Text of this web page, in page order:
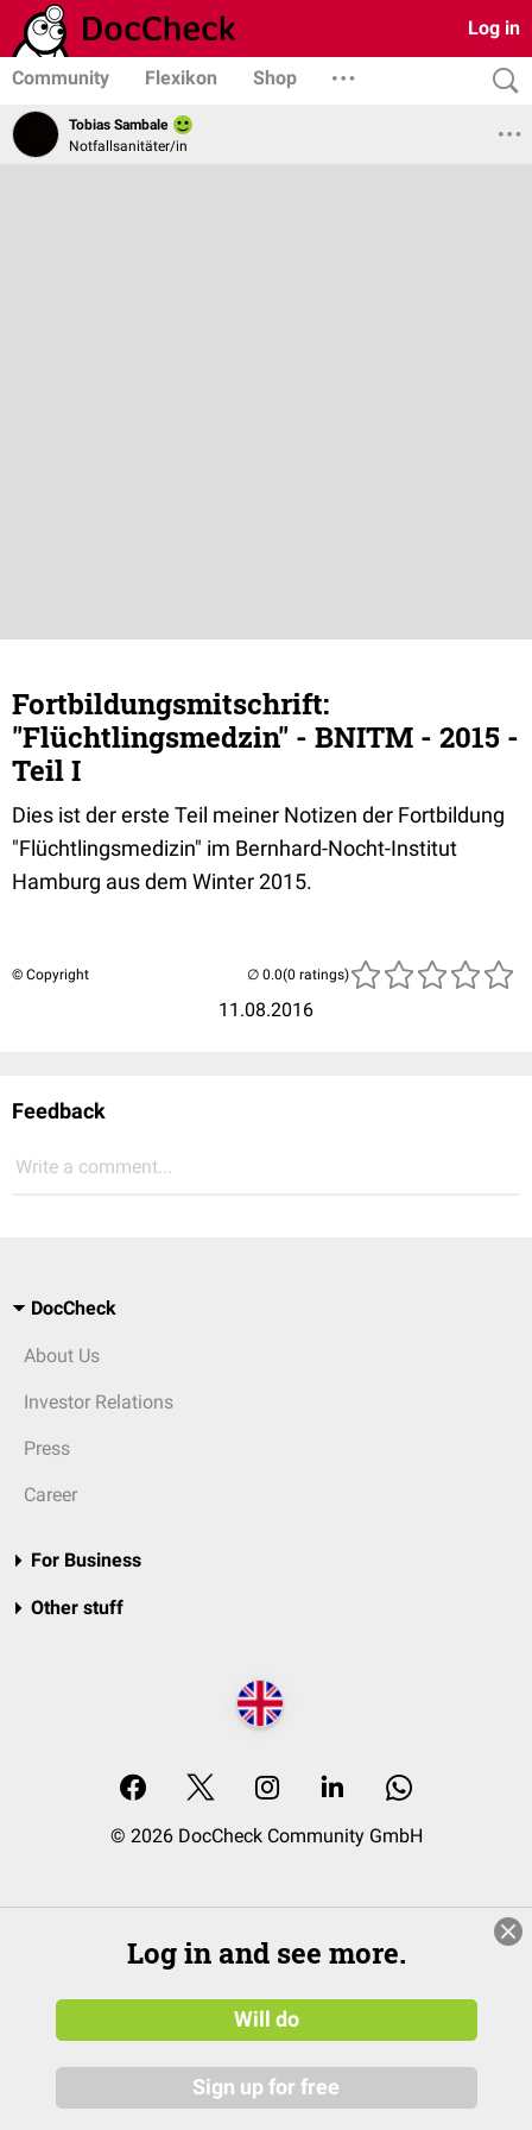
Log in
Community Flexikon Shop
Tobias Sambale
Notfallsanitäter/in
Fortbildungsmitschrift:
"Flüchtlingsmedzin" - BNITM - 2015 -
Teil I
Dies ist der erste Teil meiner Notizen der Fortbildung
"Flüchtlingsmedizin" im Bernhard-Nocht-Institut
Hamburg aus dem Winter 2015.
© Copyright
11.08.2016
(0 ratings)
Feedback
Write a comment...
DocCheck
About Us
Investor Relations
Press
Career
For Business
Other stuff
© 2026 DocCheck Community GmbH
Log in and see more.
Will do
Sign up for free